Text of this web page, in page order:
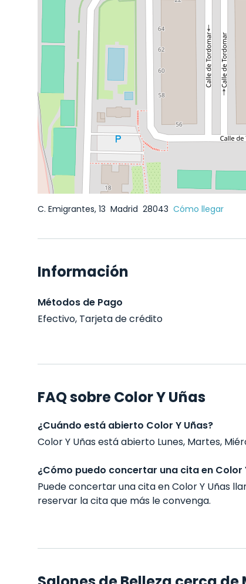
C. Emigrantes, 13 Madrid 28043 Cómo llegar
Información
Métodos de Pago
Efectivo, Tarjeta de crédito
FAQ sobre Color Y Uñas
¿Cuándo está abierto Color Y Uñas?
Color Y Uñas está abierto Lunes, Martes,
¿Cómo puedo concertar una cita en Color
Puede concertar una cita en Color Y Uñas
reservar la cita que más le convenga.